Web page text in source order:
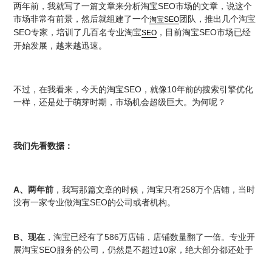
两年前，我就写了一篇文章来分析淘宝SEO市场的文章，说这个
市场非常有前景，然后就组建了一个淘宝SEO团 队，推出几个淘宝
SEO专家，培训了几百名专业淘宝SEO ，目前淘宝SEO市场已经
开始发展，越来越迅速。
不过，在我看来，今天的淘宝SEO ，就像10年前的搜索引擎优化
一样，还是处于萌芽时期，市场机会超级巨大。为何呢？
我们先看数据：
A、两年前 ，我写那篇文章的时候，淘宝只有258万个店铺，当时
没有一家专业做淘宝SEO的公司或者机构。
B、现在 ，淘宝已经有了586万店铺，店铺数量翻了一倍。专业开
展淘宝SEO服务的公司，仍然是不超过10家，绝大部分都还处于